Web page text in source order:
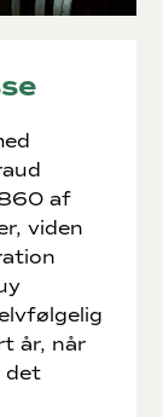
af
viden
år, når
det